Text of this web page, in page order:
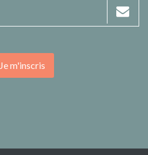
Je m'inscris